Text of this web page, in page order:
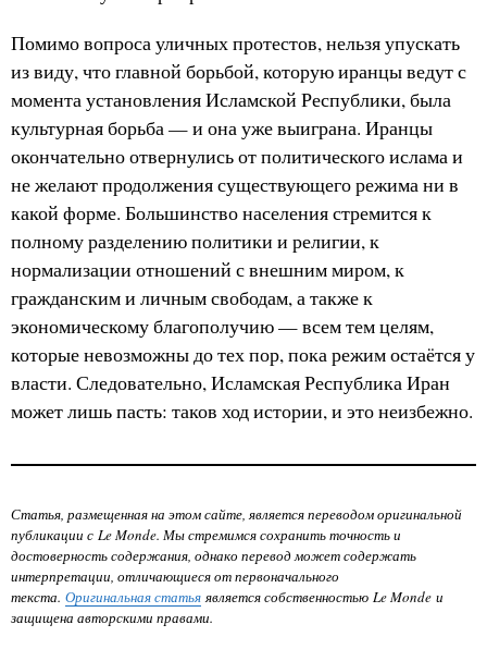
Помимо вопроса уличных протестов, нельзя упускать
из виду, что главной борьбой, которую иранцы ведут с
момента установления Исламской Республики, была
культурная борьба — и она уже выиграна. Иранцы
окончательно отвернулись от политического ислама и
не желают продолжения существующего режима ни в
какой форме. Большинство населения стремится к
полному разделению политики и религии, к
нормализации отношений с внешним миром, к
гражданским и личным свободам, а также к
экономическому благополучию — всем тем целям,
которые невозможны до тех пор, пока режим остаётся у
власти. Следовательно, Исламская Республика Иран
может лишь пасть: таков ход истории, и это неизбежно.
Статья, размещенная на этом сайте, является переводом оригинальной
публикации с Le Monde. Мы стремимся сохранить точность и
достоверность содержания, однако перевод может содержать
интерпретации, отличающиеся от первоначального
текста. Оригинальная статьяявляется собственностью Le Monde и
защищена авторскими правами.